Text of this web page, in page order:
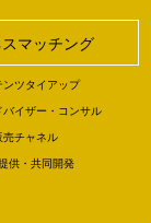
マッチング
ンツタイアップ
イザー・コンサル
売チャネル
供・共同開発